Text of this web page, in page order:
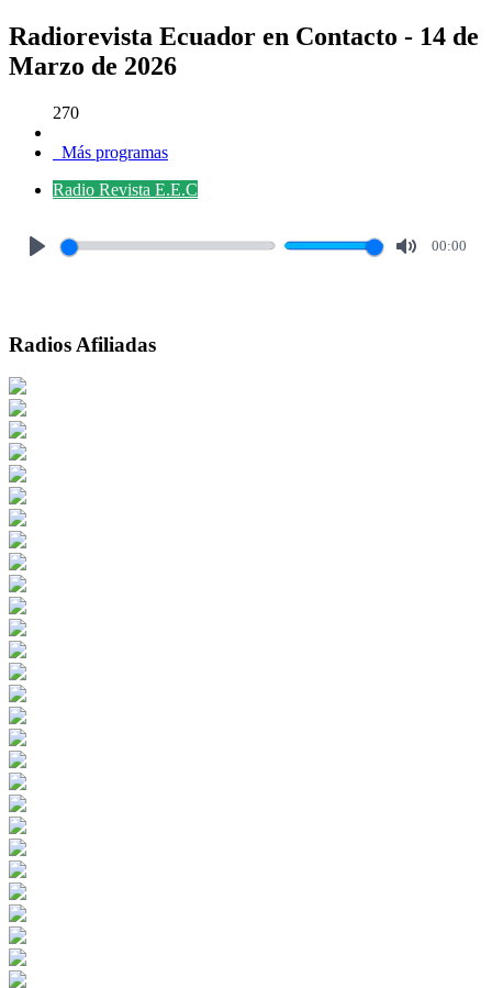
Radiorevista Ecuador en Contacto - 14 de
Marzo de 2026
270
Más programas
Radio Revista E.E.C
00:00
Radios Afiliadas